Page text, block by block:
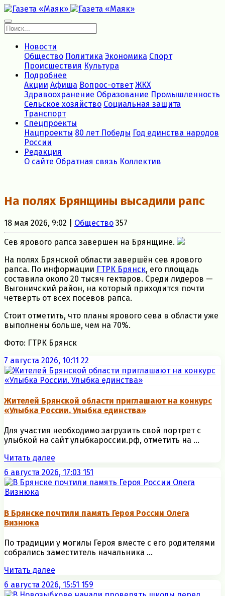
Новости
Общество Политика Экономика Спорт
Происшествия Культура
Подробнее
Акции Афиша Вопрос-ответ ЖКХ
Здравоохранение Образование Промышленность
Сельское хозяйство Социальная защита
Транспорт
Спецпроекты
Нацпроекты 80 лет Победы Год единства народов
России
Редакция
О сайте Обратная связь Коллектив
На полях Брянщины высадили рапс
18 мая 2026, 9:02 | Общество 357
Сев ярового рапса завершен на Брянщине.
На полях Брянской области завершён сев ярового
рапса. По информации ГТРК Брянск, его площадь
составила около 20 тысяч гектаров. Среди лидеров —
Выгоничский район, на который приходится почти
четверть от всех посевов рапса.
Стоит отметить, что планы ярового сева в области уже
выполнены больше, чем на 70%.
Фото: ГТРК Брянск
7 августа 2026, 10:11 22
Жителей Брянской области приглашают на конкурс
«Улыбка России. Улыбка единства»
Для участия необходимо загрузить свой портрет с
улыбкой на сайт улыбкароссии.рф, отметить на ...
Читать далее
6 августа 2026, 17:03 151
В Брянске почтили память Героя России Олега
Визнюка
По традиции у могилы Героя вместе с его родителями
собрались заместитель начальника ...
Читать далее
6 августа 2026, 15:51 159